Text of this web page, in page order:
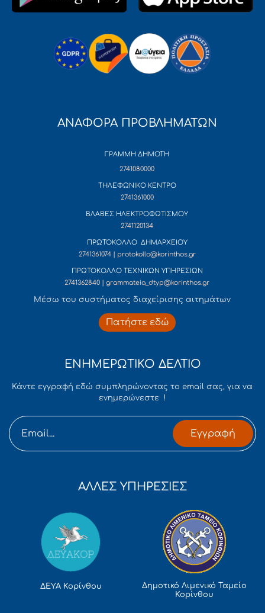
ΑΝΑΦΟΡΑ ΠΡΟΒΛΗΜΑΤΩΝ
ΓΡΑΜΜΗ ΔΗΜΟΤΗ
2741080000
ΤΗΛΕΦΩΝΙΚΟ ΚΕΝΤΡΟ
2741361000
ΒΛΑΒΕΣ ΗΛΕΚΤΡΟΦΩΤΙΣΜΟΥ
2741120134
ΠΡΩΤΟΚΟΛΛΟ ΔΗΜΑΡΧΕΙΟΥ
2741361074 | protokollo@korinthos.gr
ΠΡΩΤΟΚΟΛΛΟ ΤΕΧΝΙΚΩΝ ΥΠΗΡΕΣΙΩΝ
2741362840 | grammateia_dtyp@korinthos.gr
Mέσω του συστήματος διαχείρισης αιτημάτων
Πατήστε εδώ
ΕΝΗΜΕΡΩΤΙΚΟ ΔΕΛΤΙΟ
Κάντε εγγραφή εδώ συμπληρώνοντας το email σας, για να
ενημερώνεστε !
Εγγραφή
ΑΛΛΕΣ ΥΠΗΡΕΣΙΕΣ
ΔΕΥΑ Κορίνθου
Δημοτικό Λιμενικό Ταμείο
Κορίνθου